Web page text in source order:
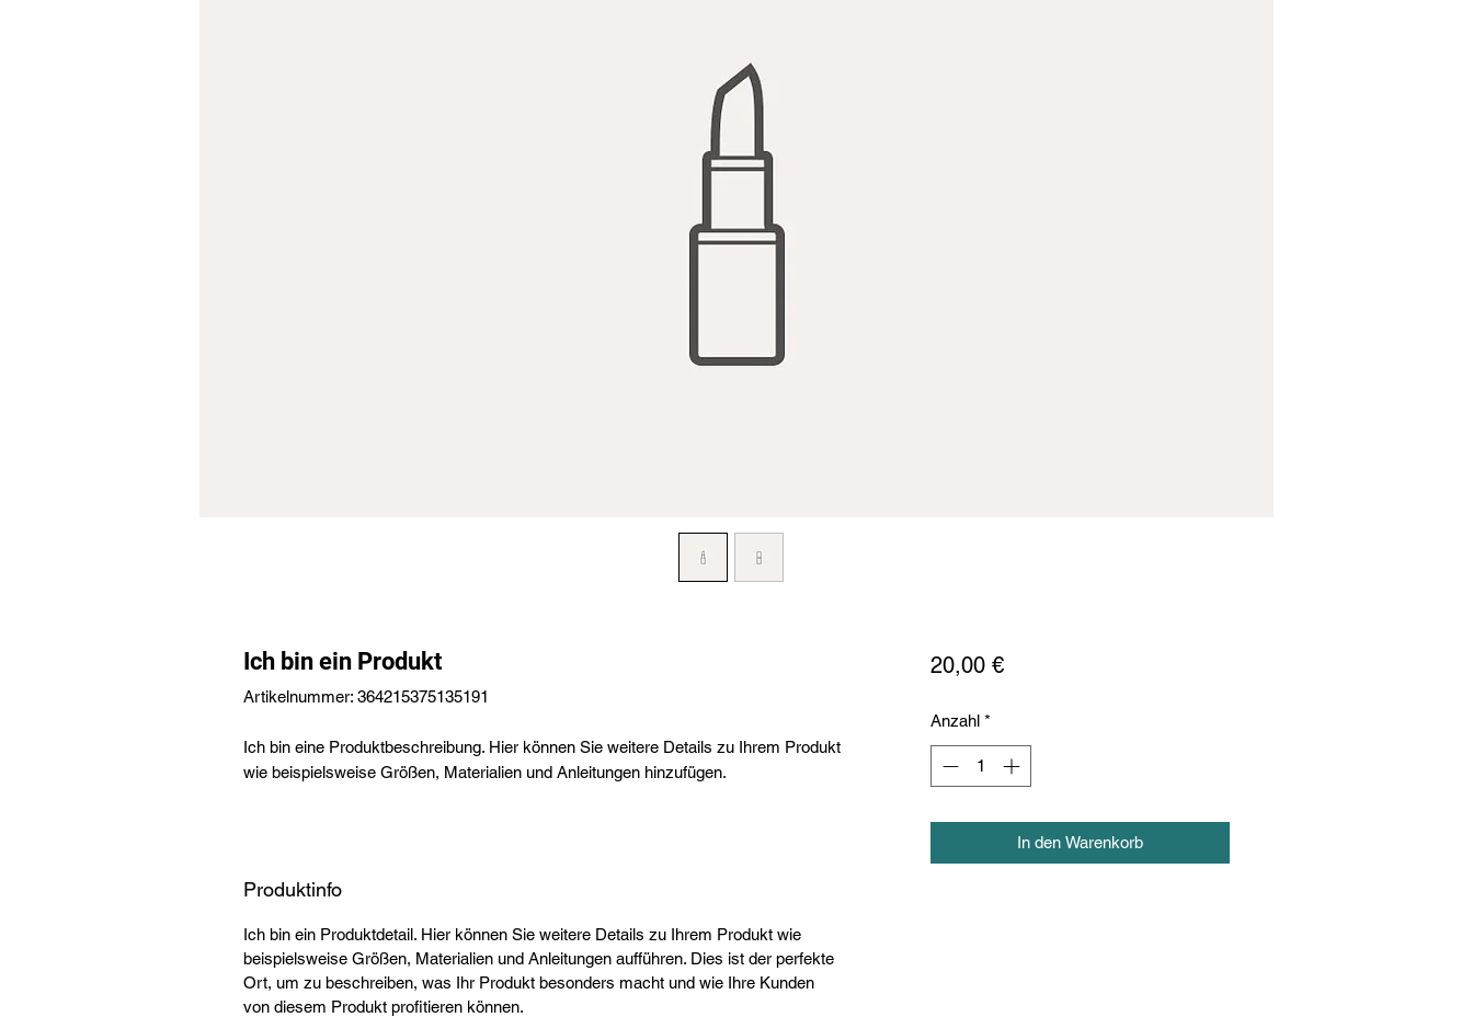
Ich bin ein Produkt
Artikelnummer: 364215375135191
Ich bin eine Produktbeschreibung. Hier können Sie weitere Details zu Ihrem Produkt
wie beispielsweise Größen, Materialien und Anleitungen hinzufügen.
Produktinfo
Ich bin ein Produktdetail. Hier können Sie weitere Details zu Ihrem Produkt wie
beispielsweise Größen, Materialien und Anleitungen aufführen. Dies ist der perfekte
Ort, um zu beschreiben, was Ihr Produkt besonders macht und wie Ihre Kunden
von diesem Produkt profitieren können.
20,00 €Preis
Anzahl *
In den Warenkorb